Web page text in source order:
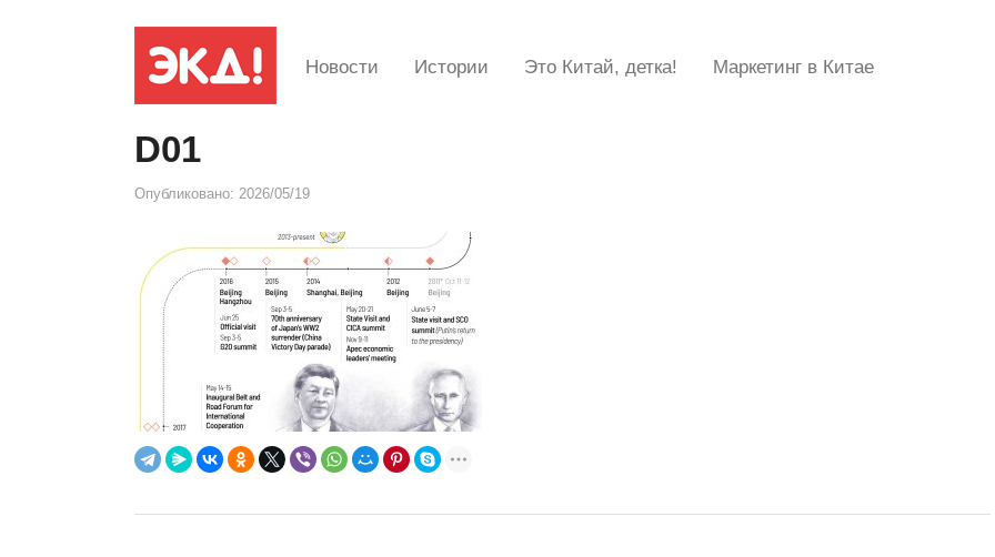
Новости Истории Это Китай, детка! Маркетинг в Китае
D01
Опубликовано: 2026/05/19